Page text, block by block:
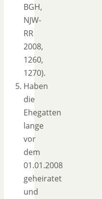
BGH,
NJW-
RR
2008,
1260,
1270).
Haben
die
Ehegatten
lange
vor
dem
01.01.2008
geheiratet
und